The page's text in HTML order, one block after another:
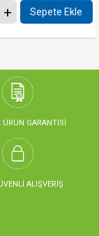
Sepete Ekle
ÜRÜN GARANTİSİ
ALIŞVERİŞ